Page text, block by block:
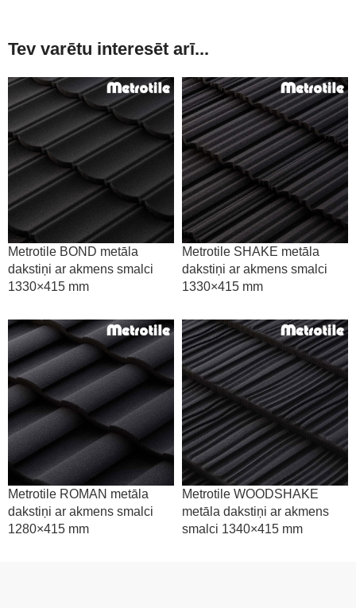
Tev varētu interesēt arī...
Metrotile BOND metāla
dakstiņi ar akmens smalci
1330×415 mm
Metrotile SHAKE metāla
dakstiņi ar akmens smalci
1330×415 mm
Metrotile ROMAN metāla
dakstiņi ar akmens smalci
1280×415 mm
Metrotile WOODSHAKE
metāla dakstiņi ar akmens
smalci 1340×415 mm